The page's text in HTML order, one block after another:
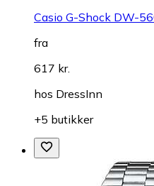
Casio G-Shock DW-
fra
617 kr.
hos DressInn
+5 butikker